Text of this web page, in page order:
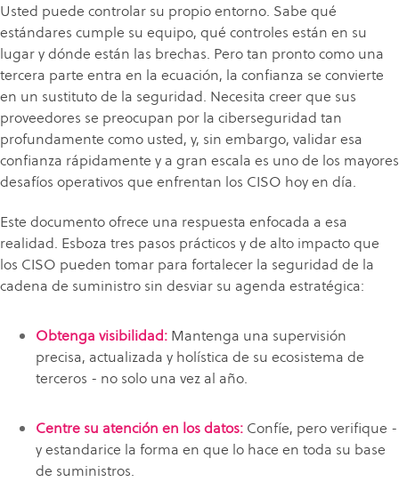
Usted puede controlar su propio entorno. Sabe qué
estándares cumple su equipo, qué controles están en su
lugar y dónde están las brechas. Pero tan pronto como una
tercera parte entra en la ecuación, la confianza se convierte
en un sustituto de la seguridad. Necesita creer que sus
proveedores se preocupan por la ciberseguridad tan
profundamente como usted, y, sin embargo, validar esa
confianza rápidamente y a gran escala es uno de los mayores
desafíos operativos que enfrentan los CISO hoy en día.
Este documento ofrece una respuesta enfocada a esa
realidad. Esboza tres pasos prácticos y de alto impacto que
los CISO pueden tomar para fortalecer la seguridad de la
cadena de suministro sin desviar su agenda estratégica:
Obtenga visibilidad: Mantenga una supervisión
precisa, actualizada y holística de su ecosistema de
terceros - no solo una vez al año.
Centre su atención en los datos: Confíe, pero verifique -
y estandarice la forma en que lo hace en toda su base
de suministros.